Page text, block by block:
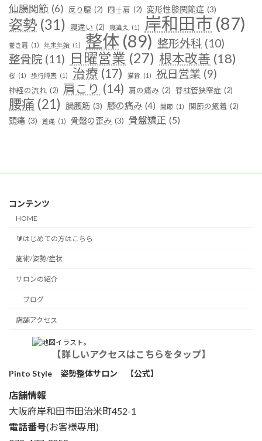
仙腸関節 (6) 反り腰 (2) 四十肩 (2) 変形性膝関節症 (3)
姿勢 (31) 寝違い (2) 寝違え (1) 岸和田市 (87)
巻き肩 (1) 年末年始 (1) 整体 (89) 整形外科 (10)
整骨院 (11) 日曜営業 (27) 根本改善 (18)
桜 (1) 歩行障害 (1) 治療 (17) 猫背 (1) 祝日営業 (9)
神経の流れ (2) 肩こり (14) 肩の痛み (2) 脊柱管狭窄症 (2)
腰痛 (21) 腸腰筋 (3) 膝の痛み (4) 関節 (1) 関節の癒着 (2)
頭痛 (3) 首痛 (1) 骨盤の歪み (3) 骨盤矯正 (5)
コンテンツ
HOME
🔰はじめての方はこちら
施術/姿勢/症状
サロンの紹介
ブログ
店舗アクセス
【詳しいアクセスはこちらをタップ】
Pinto Style 姿勢整体サロン 【公式】
店舗情報
大阪府岸和田市田治米町452-1
電話番号(お客様専用)